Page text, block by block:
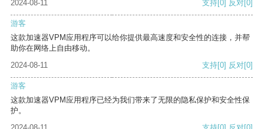
2024-08-11
支持[0] 反对[0]
游客
这款加速器VPM应用程序可以给你提供最高速度和安全性的连接，并帮
助你在网络上自由移动。
2024-08-11
支持[0] 反对[0]
游客
这款加速器VPM应用程序已经为我们带来了无限的隐私保护和安全性保
护。